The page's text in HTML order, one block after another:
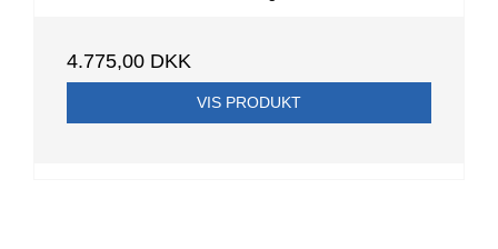
4.775,00 DKK
VIS PRODUKT